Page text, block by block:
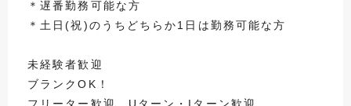
＊遅番勤務可能な方
＊土日(祝)のうちどちらか1日は勤務可能な方
未経験者歓迎
ブランクOK！